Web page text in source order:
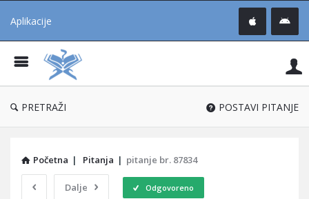
Aplikacije
®
PRETRAŽI POSTAVI PITANJE
Početna | Pitanja | pitanje br. 87834
Dalje Odgovoreno